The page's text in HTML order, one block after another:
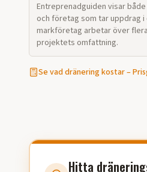
Entreprenadguiden visar
och företag som tar uppdrag i
markföretag arbetar över
projektets omfattning.
Se vaddräneringkostar –
Hitta